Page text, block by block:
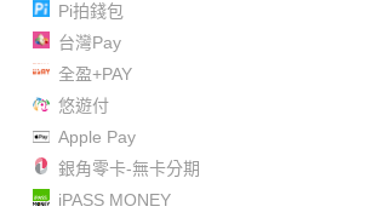
Pi拍錢包
台灣Pay
全盈+PAY
悠遊付
Apple Pay
銀角零卡-無卡分期
iPASS MONEY